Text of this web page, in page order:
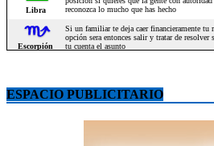
ESPACIO PUBLICITARIO